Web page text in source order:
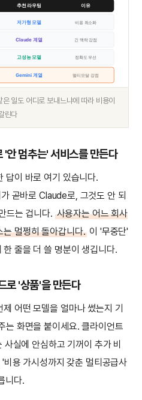
추천 라우팅 이유
저가형 모델 비용 최소화
Claude 계열 긴 맥락 강점
고성능 모델 정확도 우선
Gemini 계열 멀티모달 강점
일도 어디로 보내느냐에 따라 비용이
린다
멈추는' 서비스를 만든다
답이 바로 여기 있습니다.
곧바로 Claude로, 그것도 안 되
드는 겁니다. 사용자는 어느 회사
는 멀쩡히 돌아갑니다. 이 '무중단'
줄을 더 쓸 명분이 생깁니다.
로 '상품'을 만든다
어떤 모델을 얼마나 썼는지 기
는 화면을 붙이세요. 클라이언트
실에 안심하고 기꺼이 추가 비
용 가시성까지 갖춘 멀티공급사
니다.